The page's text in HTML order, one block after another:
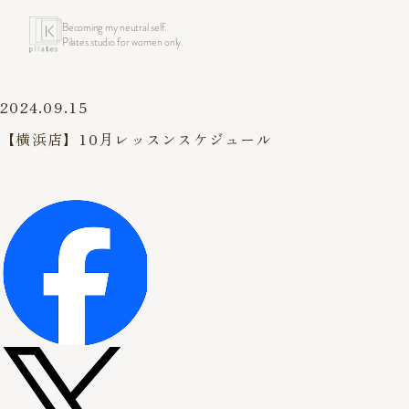
Becoming my neutral self.
Pilates studio for women only.
2024.09.15
【横浜店】10月レッスンスケジュール